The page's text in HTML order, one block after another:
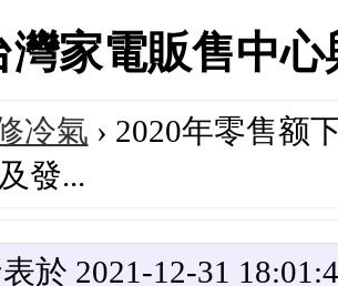
灣家電販售中
冷氣 › 2020年零售额
發...
於 2021-12-31